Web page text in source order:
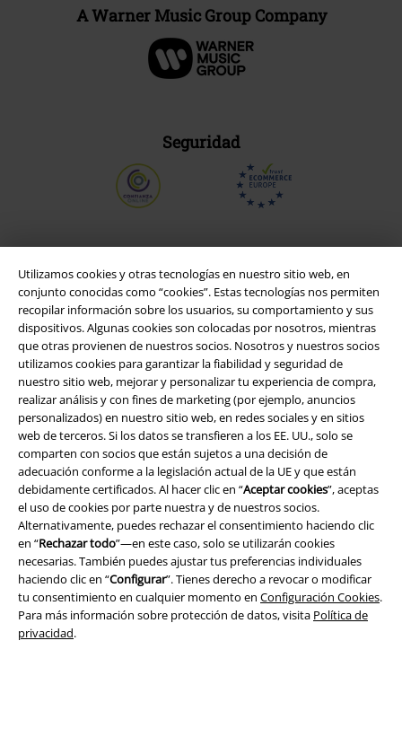
Utilizamos cookies y otras tecnologías en nuestro sitio web, en
conjunto conocidas como “cookies”. Estas tecnologías nos permiten
recopilar información sobre los usuarios, su comportamiento y sus
dispositivos. Algunas cookies son colocadas por nosotros, mientras
que otras provienen de nuestros socios. Nosotros y nuestros socios
utilizamos cookies para garantizar la fiabilidad y seguridad de
nuestro sitio web, mejorar y personalizar tu experiencia de compra,
realizar análisis y con fines de marketing (por ejemplo, anuncios
personalizados) en nuestro sitio web, en redes sociales y en sitios
web de terceros. Si los datos se transfieren a los EE. UU., solo se
comparten con socios que están sujetos a una decisión de
adecuación conforme a la legislación actual de la UE y que están
debidamente certificados. Al hacer clic en “Aceptar cookies”, aceptas
el uso de cookies por parte nuestra y de nuestros socios.
Alternativamente, puedes rechazar el consentimiento haciendo clic
en “Rechazar todo”—en este caso, solo se utilizarán cookies
necesarias. También puedes ajustar tus preferencias individuales
haciendo clic en “Configurar”. Tienes derecho a revocar o modificar
tu consentimiento en cualquier momento en Configuración Cookies.
Para más información sobre protección de datos, visita Política de
privacidad.
A Warner Music Group Company
Seguridad
Legal
Términos y Condiciones
Aviso Legal
Ley protección de datos
Eliminación de residuos y protección del medioambiente
Declaración de Conformidad
Información sobre accesibilidad